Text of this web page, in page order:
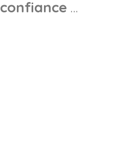
confiance …